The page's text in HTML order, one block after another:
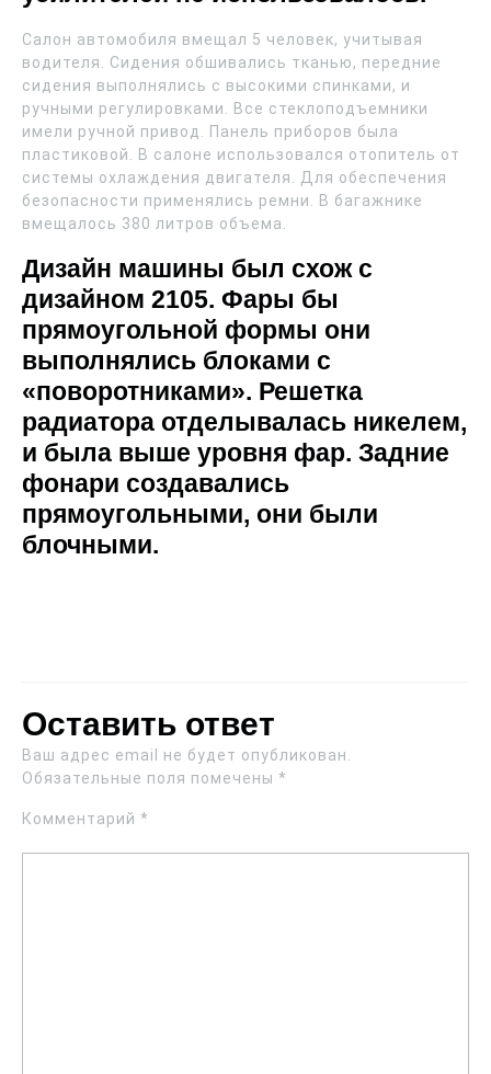
Салон автомобиля вмещал 5 человек, учитывая
водителя. Сидения обшивались тканью, передние
сидения выполнялись с высокими спинками, и
ручными регулировками. Все стеклоподъемники
имели ручной привод. Панель приборов была
пластиковой. В салоне использовался отопитель от
системы охлаждения двигателя. Для обеспечения
безопасности применялись ремни. В багажнике
вмещалось 380 литров объема.
Дизайн машины был схож с
дизайном 2105. Фары бы
прямоугольной формы они
выполнялись блоками с
«поворотниками». Решетка
радиатора отделывалась никелем,
и была выше уровня фар. Задние
фонари создавались
прямоугольными, они были
блочными.
Оставить ответ
Ваш адрес email не будет опубликован.
Обязательные поля помечены *
Комментарий *